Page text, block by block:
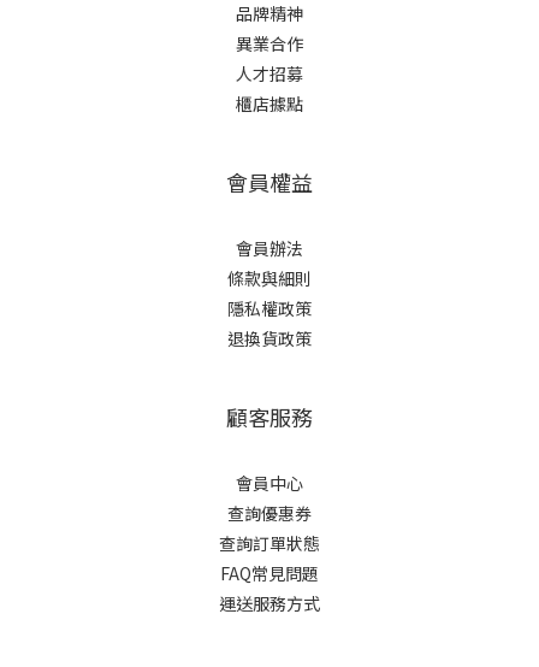
品牌精神
異業合作
人才招募
櫃店據點
會員權益
會員辦法
條款與細則
隱私權政策
退換貨政策
顧客服務
會員中心
查詢優惠券
查詢訂單狀態
FAQ常見問題
運送服務方式